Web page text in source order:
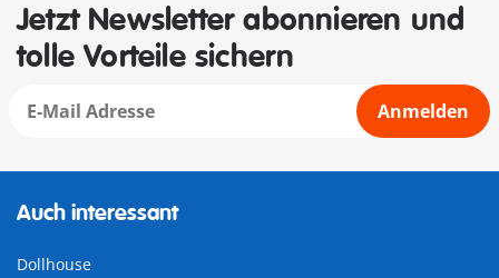
Jetzt Newsletter abonnieren und
tolle Vorteile sichern
Anmelden
Auch interessant
Dollhouse